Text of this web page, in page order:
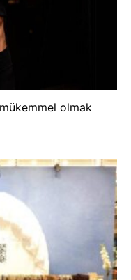
olmak